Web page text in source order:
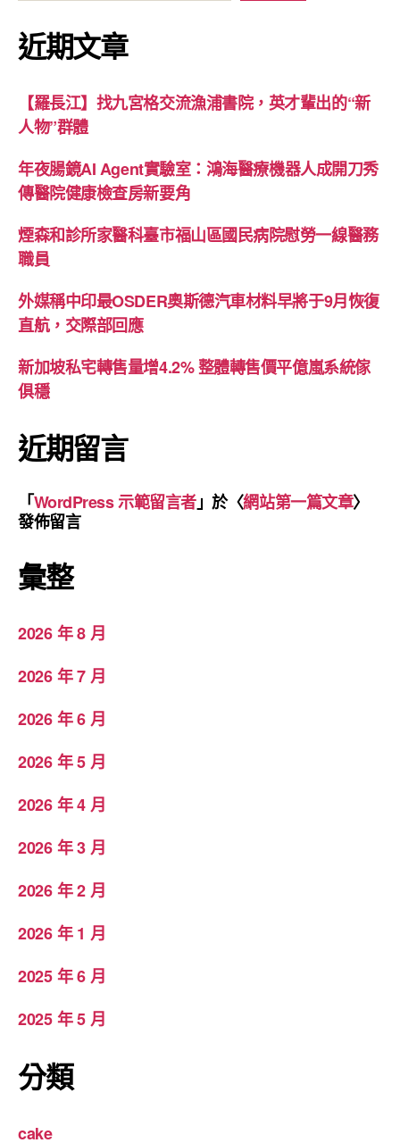
近期文章
【羅長江】找九宮格交流漁浦書院，英才輩出的“新
人物”群體
年夜腸鏡AI Agent實驗室：鴻海醫療機器人成開刀秀
傳醫院健康檢查房新要角
煙森和診所家醫科臺市福山區國民病院慰勞一線醫務
職員
外媒稱中印最OSDER奧斯德汽車材料早將于9月恢復
直航，交際部回應
新加坡私宅轉售量增4.2% 整體轉售價平億嵐系統傢
俱穩
近期留言
「WordPress 示範留言者」於〈網站第一篇文章〉
發佈留言
彙整
2026 年 8 月
2026 年 7 月
2026 年 6 月
2026 年 5 月
2026 年 4 月
2026 年 3 月
2026 年 2 月
2026 年 1 月
2025 年 6 月
2025 年 5 月
分類
cake